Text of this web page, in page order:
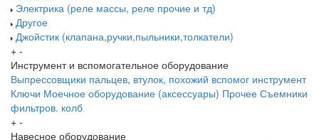
Электрика (реле массы, реле прочие и тд)
Другое
Джойстик (клапана,ручки,пыльники,толкатели)
+ -
Инструмент и вспомогательное оборудование
Выпрессовщики пальцев, втулок, похожий вспомог инструмент
Ключи Моечное оборудование (аксессуары) Прочее Съемники
фильтров. колб
+ -
Навесное оборудование